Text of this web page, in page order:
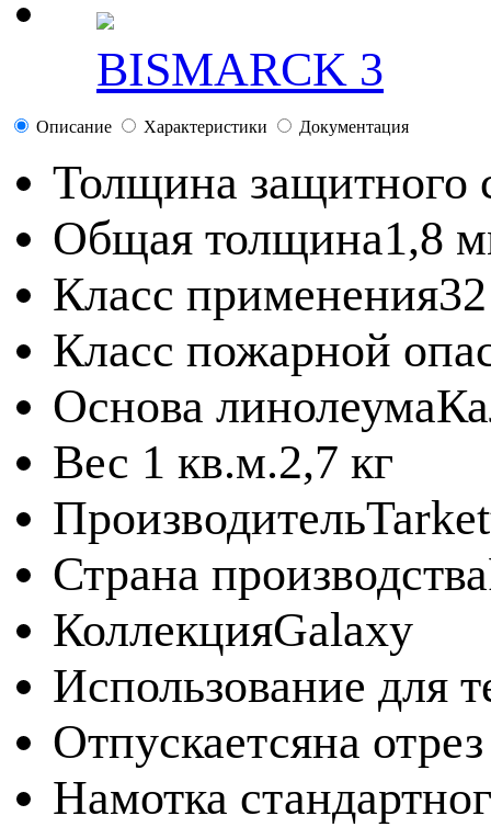
BISMARCK 3
Описание Характеристики Документация
Толщина защитного
Общая толщина1,8
Класс применения32
Класс пожарной
Основа линолеума
Вес 1 кв.м.2,7 кг
Производитель
Страна производства
КоллекцияGalaxy
Использование для
Отпускаетсяна отрез
Намотка